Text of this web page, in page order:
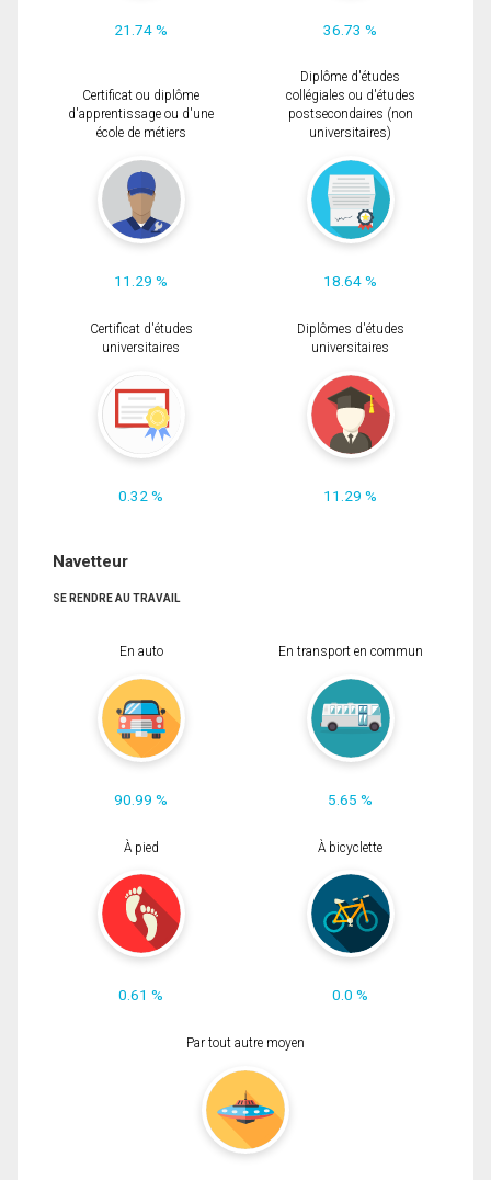
21.74 % 36.73 %
Certificat ou diplôme
d'apprentissage ou d'une
école de métiers
11.29 %
Diplôme d'études
collégiales ou d'études
postsecondaires (non
universitaires)
18.64 %
Certificat d'études
universitaires
0.32 %
Diplômes d'études
universitaires
11.29 %
Navetteur
SE RENDRE AU TRAVAIL
En auto
90.99 %
En transport en commun
5.65 %
À pied
0.61 %
À bicyclette
0.0 %
Par tout autre moyen